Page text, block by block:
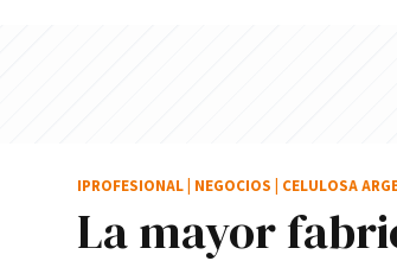
La mayor
IPROFESIONAL NEGOCIOS CELULOSA